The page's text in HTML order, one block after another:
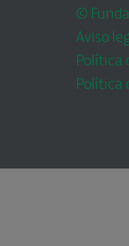
©
Aviso
Política
Política